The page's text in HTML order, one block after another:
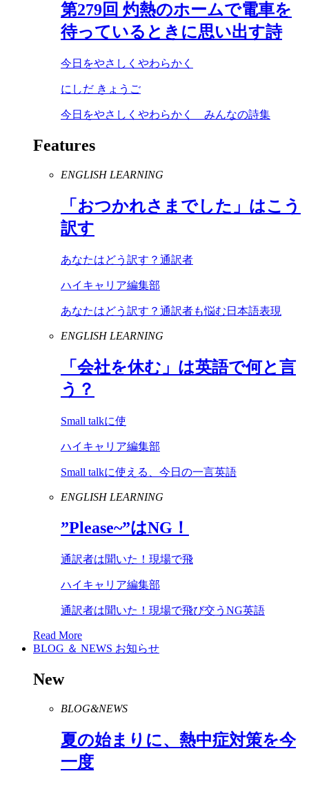
第279回 灼熱のホームで電車を
待っているときに思い出す詩
今日をやさしくやわらかく
にしだ きょうご
今日をやさしくやわらかく みんなの詩集
Features
ENGLISH LEARNING
「おつかれさまでした」はこう
訳す
あなたはどう訳す？通訳者
ハイキャリア編集部
あなたはどう訳す？通訳者も悩む日本語表現
ENGLISH LEARNING
「会社を休む」は英語で何と言
う？
Small talkに使
ハイキャリア編集部
Small talkに使える、今日の一言英語
ENGLISH LEARNING
”Please~”はNG ！
通訳者は聞いた！現場で飛
ハイキャリア編集部
通訳者は聞いた！現場で飛び交うNG英語
Read More
BLOG ＆ NEWS お知らせ
New
BLOG&NEWS
夏の始まりに、熱中症対策を今
一度